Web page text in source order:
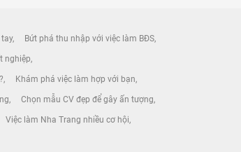
Bứt phá thu nhập với việc làm BĐS
nghiệp
Khám phá việc làm hợp với bạn
Chọn mẫu CV đẹp để gây ấn tượng
Việc làm Nha Trang nhiều cơ hội